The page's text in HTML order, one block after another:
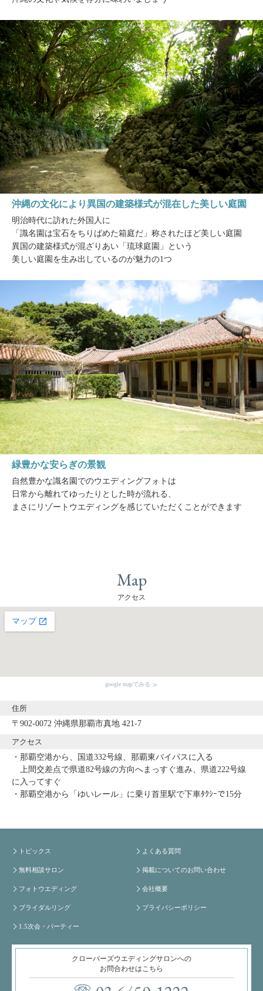
沖縄の文化により異国の建築様式が混在した美しい庭園
明治時代に訪れた外国人に
「識名園は宝石をちりばめた箱庭だ」称されたほど美しい庭園
異国の建築様式が混ざりあい「琉球庭園」という
美しい庭園を生み出しているのが魅力の1つ
緑豊かな安らぎの景観
自然豊かな識名園でのウエディングフォトは
日常から離れてゆったりとした時が流れる、
まさにリゾートウエディングを感じていただくことができます
Map
アクセス
google mapでみる
住所
〒902-0072 沖縄県那覇市真地 421-7
アクセス
・那覇空港から、国道332号線、那覇東バイパスに入る
上間交差点で県道82号線の方向へまっすぐ進み、県道222号線
に入ってすぐ
・那覇空港から「ゆいレール」に乗り首里駅で下車ﾀｸｼｰで15分
トピックス
無料相談サロン
フォトウエディング
ブライダルリング
1.5次会・パーティー
よくある質問
掲載についてのお問い合わせ
会社概要
プライバシーポリシー
クローバーズウエディングサロンへの
お問合わせはこちら